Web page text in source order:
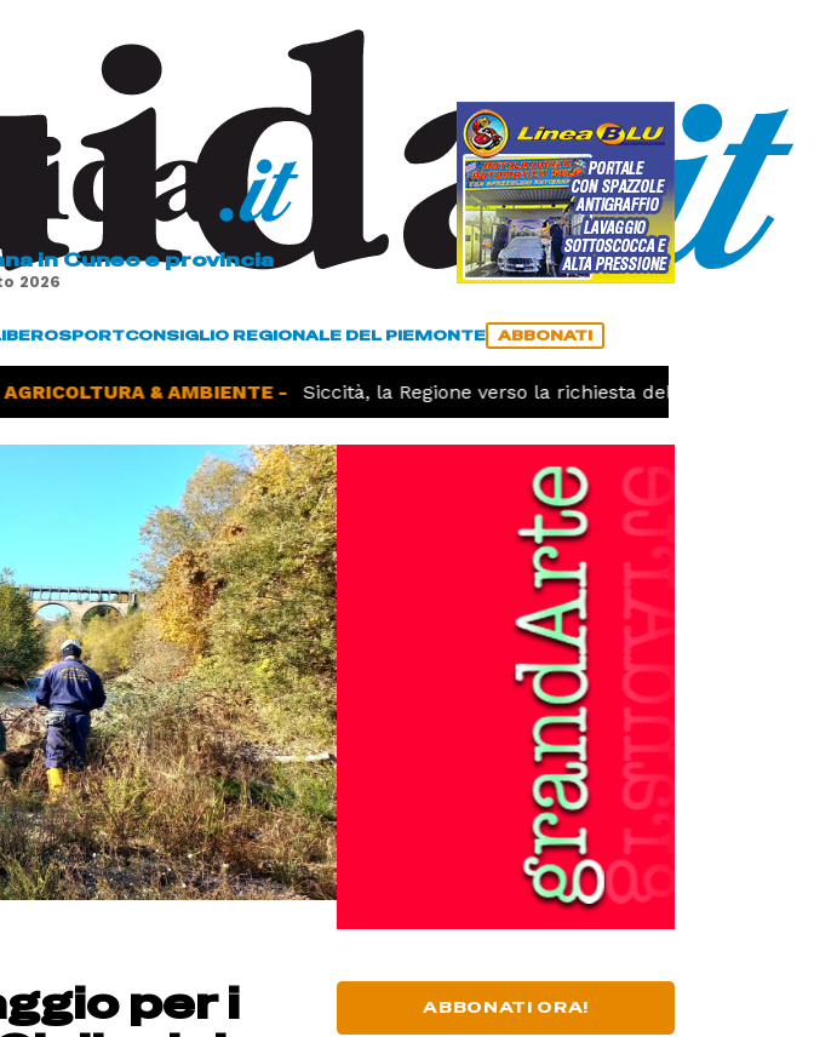
in Cuneo e provincia
2026
SPORTCONSIGLIO REGIONALE DEL PIEMONTE ABBONATI
& AMBIENTE - Siccità, la Regione verso la richiesta dello stato di
per i
ABBONATI ORA!